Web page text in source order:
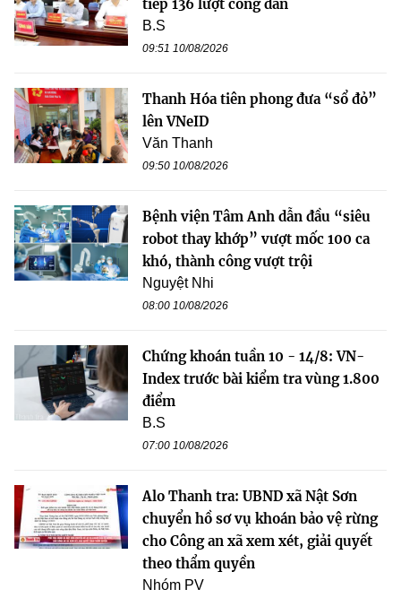
tiếp 136 lượt công dân
B.S
09:51 10/08/2026
Thanh Hóa tiên phong đưa “sổ đỏ”
lên VNeID
Văn Thanh
09:50 10/08/2026
Bệnh viện Tâm Anh dẫn đầu “siêu
robot thay khớp” vượt mốc 100 ca
khó, thành công vượt trội
Nguyệt Nhi
08:00 10/08/2026
Chứng khoán tuần 10 - 14/8: VN-
Index trước bài kiểm tra vùng 1.800
điểm
B.S
07:00 10/08/2026
Alo Thanh tra: UBND xã Nật Sơn
chuyển hồ sơ vụ khoán bảo vệ rừng
cho Công an xã xem xét, giải quyết
theo thẩm quyền
Nhóm PV